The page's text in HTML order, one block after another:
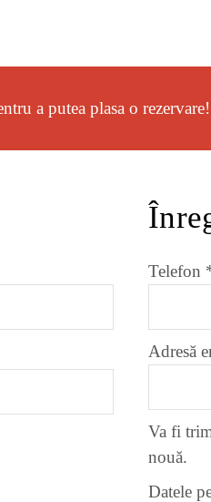
a putea plasa o rezervare!
Telefon
Adresă
Va fi
nouă.
Datele